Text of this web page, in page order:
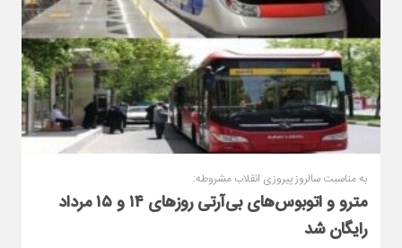
به مناسبت سالروز پیروزی انقلاب مشروطه:
مترو و اتوبوس‌های بی‌آرتی روزهای ۱۴ و ۱۵ مرداد
رایگان شد